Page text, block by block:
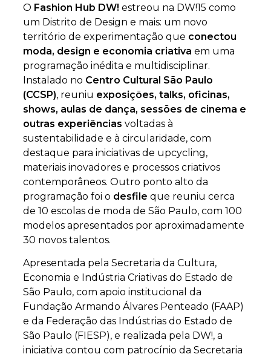
O Fashion Hub DW! estreou na DW!15 como
um Distrito de Design e mais: um novo
território de experimentação que conectou
moda, design e economia criativa em uma
programação inédita e multidisciplinar.
Instalado no Centro Cultural São Paulo
(CCSP), reuniu exposições, talks, oficinas,
shows, aulas de dança, sessões de cinema e
outras experiências voltadas à
sustentabilidade e à circularidade, com
destaque para iniciativas de upcycling,
materiais inovadores e processos criativos
contemporâneos. Outro ponto alto da
programação foi o desfile que reuniu cerca
de 10 escolas de moda de São Paulo, com 100
modelos apresentados por aproximadamente
30 novos talentos.
Apresentada pela Secretaria da Cultura,
Economia e Indústria Criativas do Estado de
São Paulo, com apoio institucional da
Fundação Armando Álvares Penteado (FAAP)
e da Federação das Indústrias do Estado de
São Paulo (FIESP), e realizada pela DW!, a
iniciativa contou com patrocínio da Secretaria